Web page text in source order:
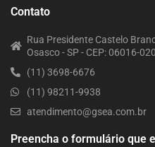
Contato
Rua Presidente Castelo
Osasco - SP - CEP: 06016-020
(11) 3698-6676
(11) 98211-9938
atendimento@gsea.com.br
Preencha o formulário que